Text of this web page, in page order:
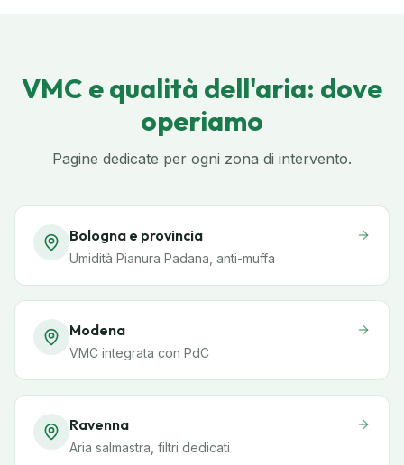
VMC e qualità dell'aria: dove
operiamo
Pagine dedicate per ogni zona di intervento.
Bologna e provincia
Umidità Pianura Padana, anti-muffa
Modena
VMC integrata con PdC
Ravenna
Aria salmastra, filtri dedicati